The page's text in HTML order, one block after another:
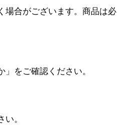
場合がございます。商品は必
をご確認ください。
。